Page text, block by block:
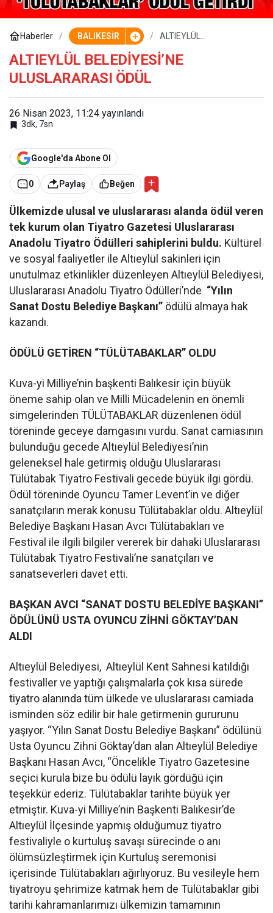
Haberler BALIKESİR
ALTIEYLÜL
ULUSLARARASI ÖDÜL
ALTIEYLÜL BELEDİYESİ’NE
ULUSLARARASI ÖDÜL
26 Nisan 2023, 11:24 yayınlandı
3dk, 7sn
Google'da Abone Ol
0 Paylaş Beğen
Ülkemizde ulusal ve uluslararası alanda ödül veren
tek kurum olan Tiyatro Gazetesi Uluslararası
Anadolu Tiyatro Ödülleri sahiplerini buldu. Kültürel
ve sosyal faaliyetler ile Altıeylül sakinleri için
unutulmaz etkinlikler düzenleyen Altıeylül Belediyesi,
Uluslararası Anadolu Tiyatro Ödülleri’nde “Yılın
Sanat Dostu Belediye Başkanı” ödülü almaya hak
kazandı.
ÖDÜLÜ GETİREN “TÜLÜTABAKLAR” OLDU
Kuva-yi Milliye’nin başkenti Balıkesir için büyük
öneme sahip olan ve Milli Mücadelenin en önemli
simgelerinden TÜLÜTABAKLAR düzenlenen ödül
töreninde geceye damgasını vurdu. Sanat camiasının
bulunduğu gecede Altıeylül Belediyesi’nin
geleneksel hale getirmiş olduğu Uluslararası
Tülütabak Tiyatro Festivali gecede büyük ilgi gördü.
Ödül töreninde Oyuncu Tamer Levent’in ve diğer
sanatçıların merak konusu Tülütabaklar oldu. Altıeylül
Belediye Başkanı Hasan Avcı Tülütabakları ve
Festival ile ilgili bilgiler vererek bir dahaki Uluslararası
Tülütabak Tiyatro Festivali’ne sanatçıları ve
sanatseverleri davet etti.
BAŞKAN AVCI “SANAT DOSTU BELEDİYE BAŞKANI”
ÖDÜLÜNÜ USTA OYUNCU ZİHNİ GÖKTAY’DAN
ALDI
Altıeylül Belediyesi, Altıeylül Kent Sahnesi katıldığı
festivaller ve yaptığı çalışmalarla çok kısa sürede
tiyatro alanında tüm ülkede ve uluslararası camiada
isminden söz edilir bir hale getirmenin gururunu
yaşıyor. “Yılın Sanat Dostu Belediye Başkanı” ödülünü
Usta Oyuncu Zihni Göktay’dan alan Altıeylül Belediye
Başkanı Hasan Avcı, “Öncelikle Tiyatro Gazetesine
seçici kurula bize bu ödülü layık gördüğü için
teşekkür ederiz. Tülütabaklar tarihte büyük yer
etmiştir. Kuva-yi Milliye’nin Başkenti Balıkesir’de
Altıeylül İlçesinde yapmış olduğumuz tiyatro
festivaliyle o kurtuluş savaşı sürecinde o anı
ölümsüzleştirmek için Kurtuluş seremonisi
içerisinde Tülütabakları ağırlıyoruz. Bu vesileyle hem
tiyatroyu şehrimize katmak hem de Tülütabaklar gibi
tarihi kahramanlarımızı ülkemizin tamamının